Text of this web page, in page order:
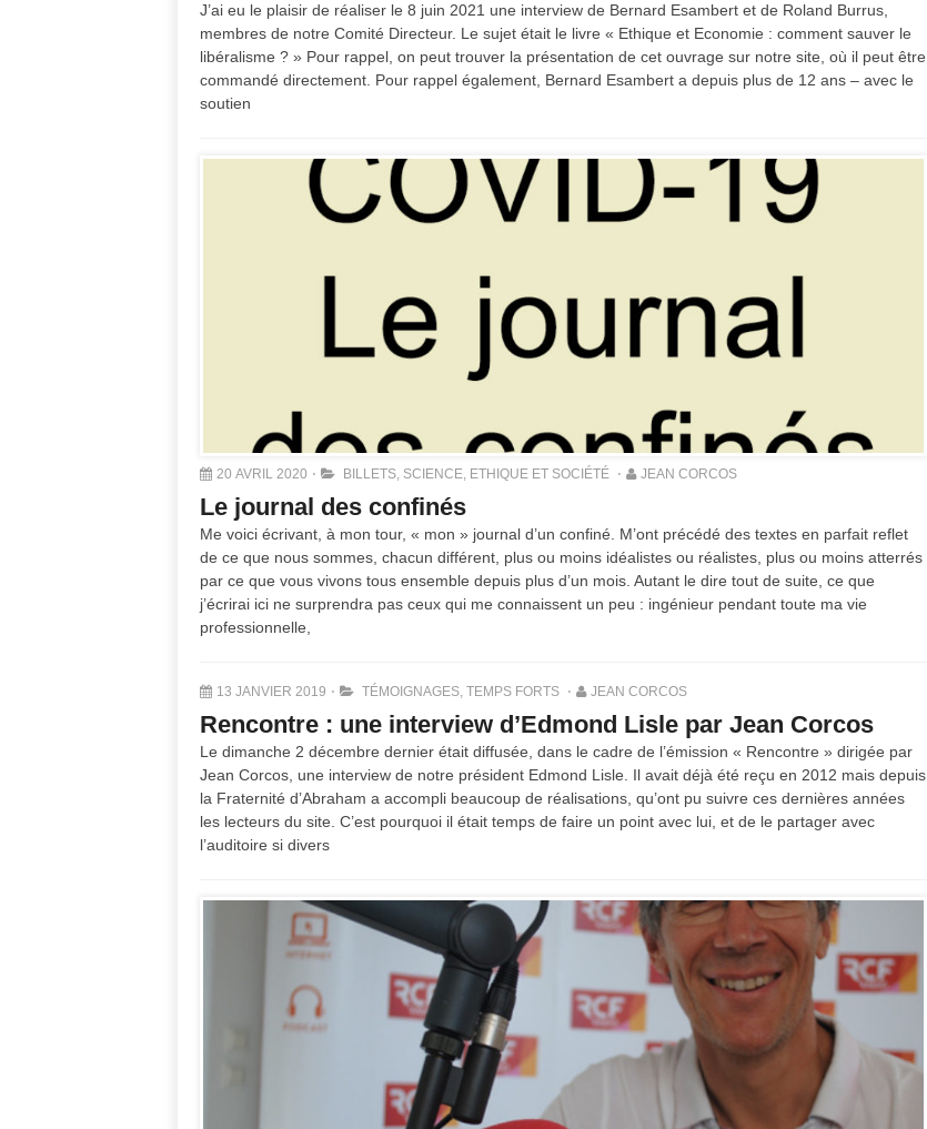
J’ai eu le plaisir de réaliser le 8 juin 2021 une interview de Bernard Esambert et de Roland Burrus,
membres de notre Comité Directeur. Le sujet était le livre « Ethique et Economie : comment sauver le
libéralisme ? » Pour rappel, on peut trouver la présentation de cet ouvrage sur notre site, où il peut être
commandé directement. Pour rappel également, Bernard Esambert a depuis plus de 12 ans – avec le
soutien
20 AVRIL 2020 BILLETS, SCIENCE, ETHIQUE ET SOCIÉTÉ JEAN CORCOS
Le journal des confinés
Me voici écrivant, à mon tour, « mon » journal d’un confiné. M’ont précédé des textes en parfait reflet
de ce que nous sommes, chacun différent, plus ou moins idéalistes ou réalistes, plus ou moins atterrés
par ce que vous vivons tous ensemble depuis plus d’un mois. Autant le dire tout de suite, ce que
j’écrirai ici ne surprendra pas ceux qui me connaissent un peu : ingénieur pendant toute ma vie
professionnelle,
13 JANVIER 2019 TÉMOIGNAGES, TEMPS FORTS JEAN CORCOS
Rencontre : une interview d’Edmond Lisle par Jean Corcos
Le dimanche 2 décembre dernier était diffusée, dans le cadre de l’émission « Rencontre » dirigée par
Jean Corcos, une interview de notre président Edmond Lisle. Il avait déjà été reçu en 2012 mais depuis
la Fraternité d’Abraham a accompli beaucoup de réalisations, qu’ont pu suivre ces dernières années
les lecteurs du site. C’est pourquoi il était temps de faire un point avec lui, et de le partager avec
l’auditoire si divers